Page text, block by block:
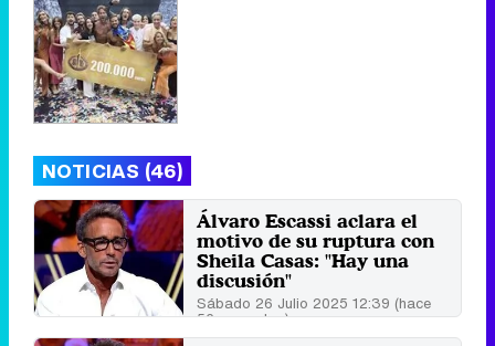
NOTICIAS (46)
Álvaro Escassi aclara el
motivo de su ruptura con
Sheila Casas: "Hay una
discusión"
Sábado 26 Julio 2025 12:39 (hace
56 segundos)